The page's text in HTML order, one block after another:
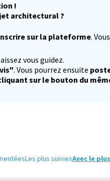
!
architectural ?
sur la plateforme.
vous guidez.
. Vous pourrez ensuite
sur le bouton du
Les plus suiviesAvec le